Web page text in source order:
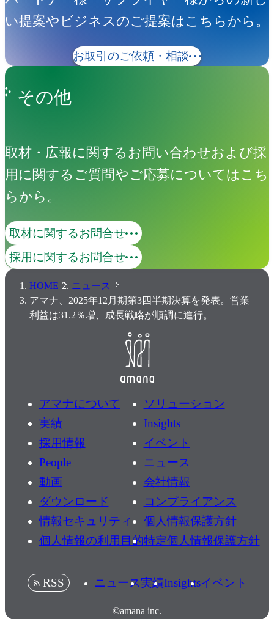
い提案やビジネスのご提案はこちらから。
お取引のご依頼・相談
その他
取材・広報に関するお問い合わせおよび採
用に関するご質問やご応募についてはこち
らから。
取材に関するお問合せ
採用に関するお問合せ
HOME
ニュース
アマナ、2025年12月期第3四半期決算を発表。営業
利益は31.2％増、成長戦略が順調に進行。
アマナについて
ソリューション
実績
Insights
採用情報
イベント
People
ニュース
動画
会社情報
ダウンロード
コンプライアンス
情報セキュリティ
個人情報保護方針
個人情報の利用目的特定個人情報保護方針
©amana inc.
RSS ニュース実績Insightsイベント